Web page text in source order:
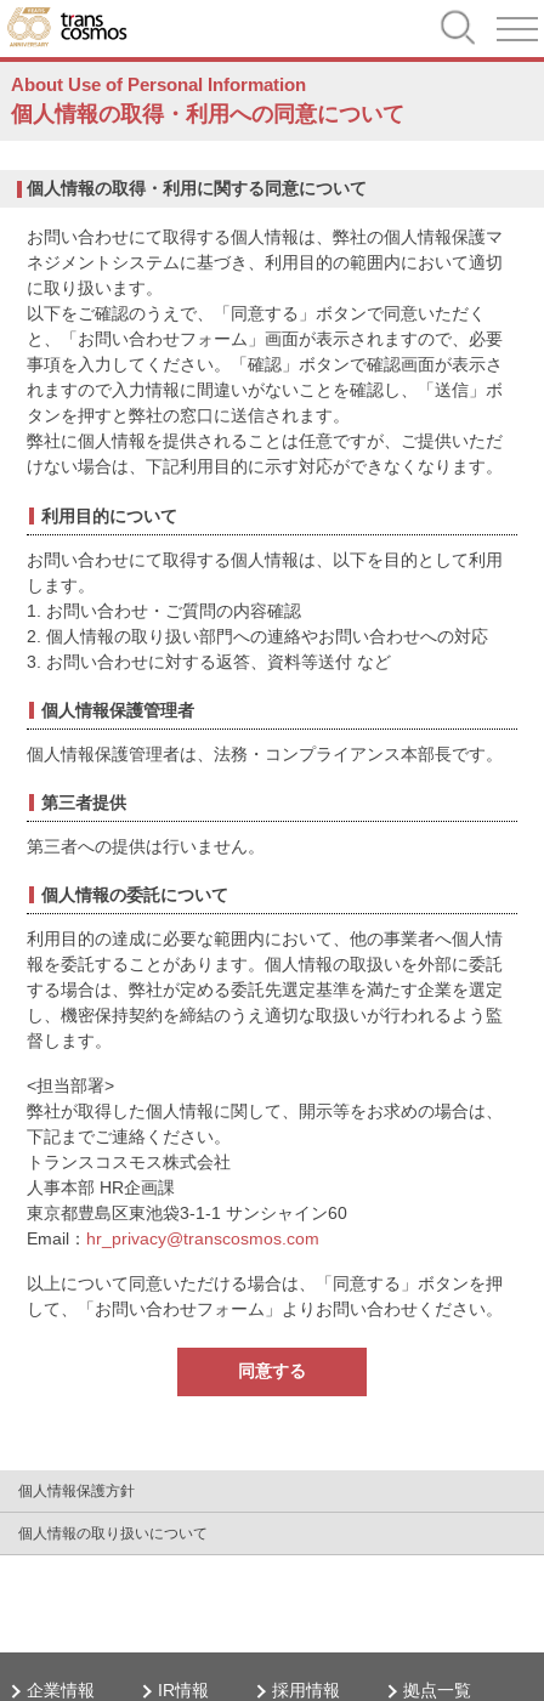
About Use of Personal Information
個人情報の取得・利用への同意について
個人情報の取得・利用に関する同意について
お問い合わせにて取得する個人情報は、弊社の個人情報保護マ
ネジメントシステムに基づき、利用目的の範囲内において適切
に取り扱います。
以下をご確認のうえで、「同意する」ボタンで同意いただく
と、「お問い合わせフォーム」画面が表示されますので、必要
事項を入力してください。「確認」ボタンで確認画面が表示さ
れますので入力情報に間違いがないことを確認し、「送信」ボ
タンを押すと弊社の窓口に送信されます。
弊社に個人情報を提供されることは任意ですが、ご提供いただ
けない場合は、下記利用目的に示す対応ができなくなります。
利用目的について
お問い合わせにて取得する個人情報は、以下を目的として利用
します。
1. お問い合わせ・ご質問の内容確認
2. 個人情報の取り扱い部門への連絡やお問い合わせへの対応
3. お問い合わせに対する返答、資料等送付 など
個人情報保護管理者
個人情報保護管理者は、法務・コンプライアンス本部長です。
第三者提供
第三者への提供は行いません。
個人情報の委託について
利用目的の達成に必要な範囲内において、他の事業者へ個人情
報を委託することがあります。個人情報の取扱いを外部に委託
する場合は、弊社が定める委託先選定基準を満たす企業を選定
し、機密保持契約を締結のうえ適切な取扱いが行われるよう監
督します。
<担当部署>
弊社が取得した個人情報に関して、開示等をお求めの場合は、
下記までご連絡ください。
トランスコスモス株式会社
人事本部 HR企画課
東京都豊島区東池袋3-1-1 サンシャイン60
Email： hr_privacy@transcosmos.com
以上について同意いただける場合は、「同意する」ボタンを押
して、「お問い合わせフォーム」よりお問い合わせください。
同意する
個人情報保護方針
個人情報の取り扱いについて
企業情報 IR情報 採用情報 拠点一覧